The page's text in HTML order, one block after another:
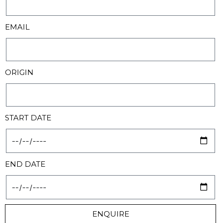
EMAIL
ORIGIN
START DATE
END DATE
ENQUIRE